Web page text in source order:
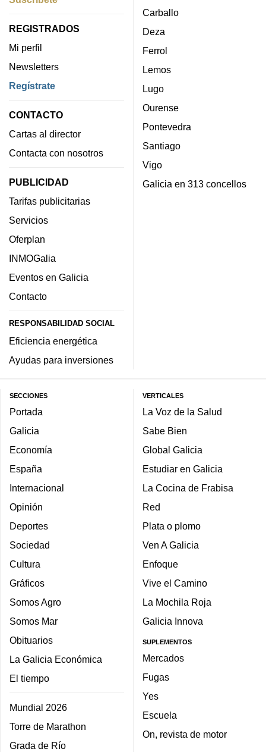
REGISTRADOS
Mi perfil
Newsletters
Regístrate
CONTACTO
Cartas al director
Contacta con nosotros
PUBLICIDAD
Tarifas publicitarias
Servicios
Oferplan
INMOGalia
Eventos en Galicia
Contacto
RESPONSABILIDAD SOCIAL
Eficiencia energética
Ayudas para inversiones
Carballo
Deza
Ferrol
Lemos
Lugo
Ourense
Pontevedra
Santiago
Vigo
Galicia en 313 concellos
SECCIONES
Portada
Galicia
Economía
España
Internacional
Opinión
Deportes
Sociedad
Cultura
Gráficos
Somos Agro
Somos Mar
Obituarios
La Galicia Económica
El tiempo
Mundial 2026
Torre de Marathon
Grada de Río
VERTICALES
La Voz de la Salud
Sabe Bien
Global Galicia
Estudiar en Galicia
La Cocina de Frabisa
Red
Plata o plomo
Ven A Galicia
Enfoque
Vive el Camino
La Mochila Roja
Galicia Innova
SUPLEMENTOS
Mercados
Fugas
Yes
Escuela
On, revista de motor